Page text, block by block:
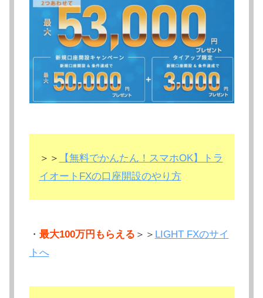
＞＞
【無料でかんたん！スマホOK】トラ
イオートFXの口座開設のやり方
・ 最大100万円もらえる ＞＞ LIGHT FXのサイ
トへ